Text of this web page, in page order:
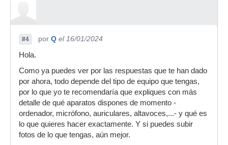
#4 por Q el 16/01/2024
Hola.
Como ya puedes ver por las respuestas que te han dado
por ahora, todo depende del tipo de equipo que tengas,
por lo que yo te recomendaría que expliques con más
detalle de qué aparatos dispones de momento -
ordenador, micrófono, auriculares, altavoces,...- y qué es
lo que quieres hacer exactamente. Y si puedes subir
fotos de lo que tengas, aún mejor.